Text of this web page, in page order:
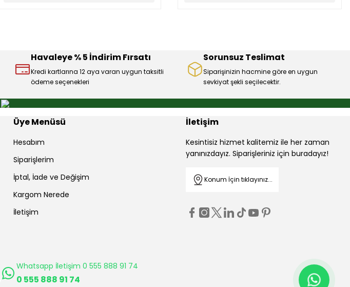
Havaleye % 5 İndirim Fırsatı
Kredi kartlarına 12 aya varan uygun taksitli
ödeme seçenekleri
Sorunsuz Teslimat
Siparişinizin hacmine göre en uygun
sevkiyat şekli seçilecektir.
Üye Menüsü
Hesabım
Siparişlerim
İptal, İade ve Değişim
Kargom Nerede
İletişim
İletişim
Kesintisiz hizmet kalitemiz ile her zaman
yanınızdayız. Siparişleriniz için buradayız!
Konum İçin tıklayınız...
Whatsapp İletişim 0 555 888 91 74
0 555 888 91 74